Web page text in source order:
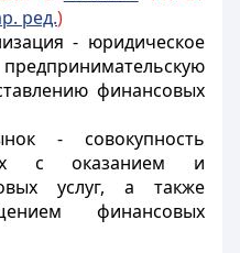
ред.)
- юридическое
финансовых
- совокупность
с оказанием и
услуг, а также
финансовых